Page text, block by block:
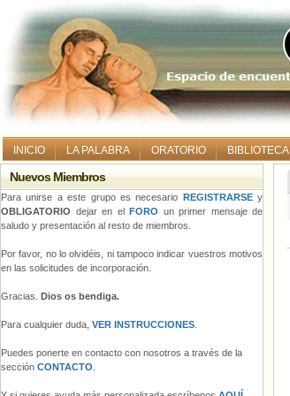
INICIO LA PALABRA ORATORIO BIBLIOTECA
Nuevos Miembros
Para unirse a este grupo es necesario REGISTRARSEy
OBLIGATORIO dejar en el FORO un primer mensaje de
saludo y presentación al resto de miembros.
Por favor, no lo olvidéis, ni tampoco indicar vuestros motivos
en las solicitudes de incorporación.
Gracias. Dios os bendiga.
Para cualquier duda, VER INSTRUCCIONES
Puedes ponerte en contacto con nosotros a través de la
sección CONTACTO